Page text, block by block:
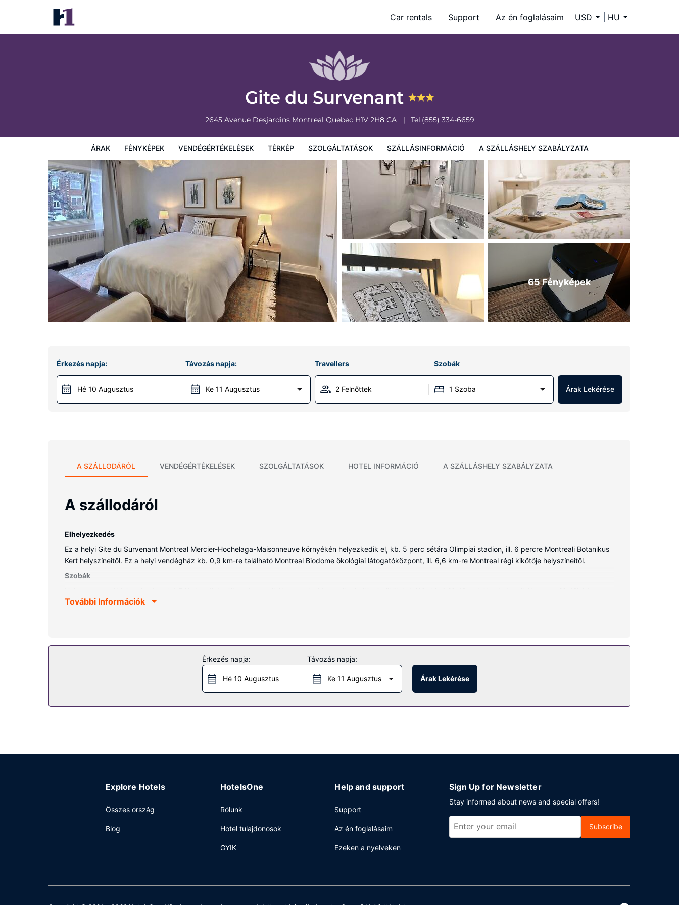
Car rentals Support Az én foglalásaim USD HU
Gite du Survenant
2645 Avenue Desjardins Montreal Quebec H1V 2H8 CA Tel.(855) 334-6659
ÁRAK FÉNYKÉPEK VENDÉGÉRTÉKELÉSEK TÉRKÉP SZOLGÁLTATÁSOK SZÁLLÁSINFORMÁCIÓ A SZÁLLÁSHELY SZABÁLYZATA
Gite du Survenant
Árak Fényképek A szálláshely szabályzata
65 Fényképek
Érkezés napja:
Hé 10 Augusztus
Távozás napja:
Ke 11 Augusztus
Travellers Szobák
2 Felnőttek 1 Szoba Árak Lekérése
A SZÁLLODÁRÓL VENDÉGÉRTÉKELÉSEK SZOLGÁLTATÁSOK HOTEL INFORMÁCIÓ A SZÁLLÁSHELY SZABÁLYZATA
A szállodáról
Elhelyezkedés
Ez a helyi Gite du Survenant Montreal Mercier-Hochelaga-Maisonneuve környékén helyezkedik el, kb. 5 perc sétára Olimpiai stadion, ill. 6 percre Montreali Botanikus
Kert helyszíneitől. Ez a helyi vendégház kb. 0,9 km-re található Montreal Biodome ökológiai látogatóközpont, ill. 6,6 km-re Montreal régi kikötője helyszíneitől.
Szobák
zuhanyzó és hajszárító is. A kényelmi felszerelések és szolgáltatások közé tartozik íróasztal és külön nappali, valamint takarítás igényelhető.
A szálláshelyen gyorsított bejelentkezési lehetőség, gyorsított kijelentkezési lehetőség és ruhatisztító létesítmények is igénybe vehető.
További Információk
Érkezés napja:
Hé 10 Augusztus
Távozás napja:
Ke 11 Augusztus Árak Lekérése
Explore Hotels
Összes ország
Blog
HotelsOne
Rólunk
Hotel tulajdonosok
GYIK
Help and support
Support
Az én foglalásaim
Ezeken a nyelveken
Sign Up for Newsletter
Stay informed about news and special offers!
Subscribe